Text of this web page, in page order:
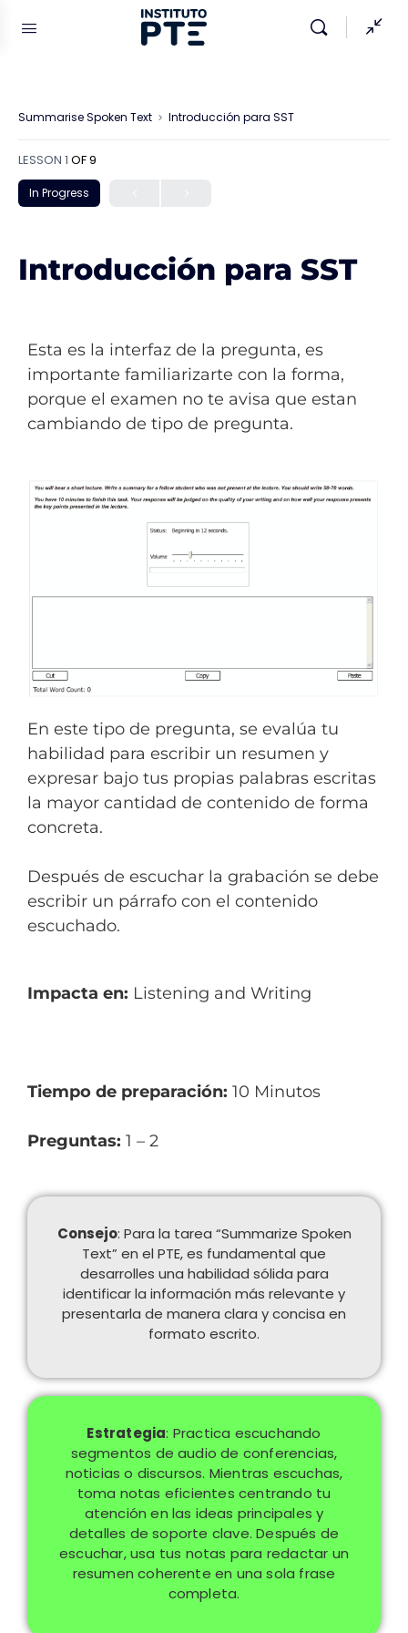
Summarise Spoken Text Introducción para SST
LESSON 1 OF 9
In Progress
Introducción para SST
Esta es la interfaz de la pregunta, es
importante familiarizarte con la forma,
porque el examen no te avisa que estan
cambiando de tipo de pregunta.
En este tipo de pregunta, se evalúa tu
habilidad para escribir un resumen y
expresar bajo tus propias palabras escritas
la mayor cantidad de contenido de forma
concreta.
Después de escuchar la grabación se debe
escribir un párrafo con el contenido
escuchado.
Impacta en: Listening and Writing
Tiempo de preparación: 10 Minutos
Preguntas: 1 – 2
Consejo: Para la tarea “Summarize Spoken
Text” en el PTE, es fundamental que
desarrolles una habilidad sólida para
identificar la información más relevante y
presentarla de manera clara y concisa en
formato escrito.
Estrategia: Practica escuchando
segmentos de audio de conferencias,
noticias o discursos. Mientras escuchas,
toma notas eficientes centrando tu
atención en las ideas principales y
detalles de soporte clave. Después de
escuchar, usa tus notas para redactar un
resumen coherente en una sola frase
completa.